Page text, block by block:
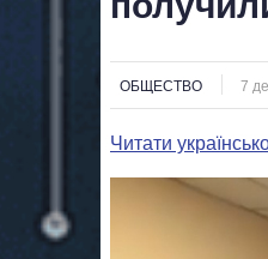
ОБЩЕСТВО 7
Читати